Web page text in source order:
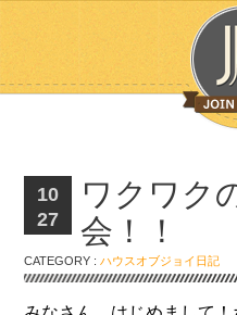
10
27
ワクワク
会！！
CATEGORY :ハウスオブジョイ日記